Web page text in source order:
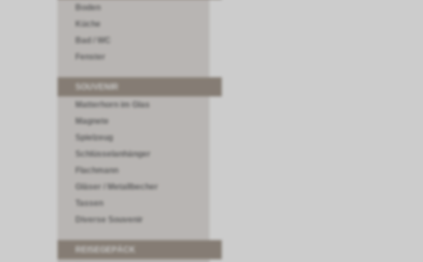
Boden
Küche
Bad / WC
Fenster
Matterhorn im Glas
Magnete
Spielzeug
Schlüsselanhänger
Flachmann
Gläser / Metallbecher
Tassen
Diverse Souvenir
REISEGEPÄCK